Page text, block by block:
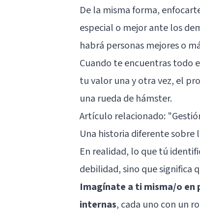
De la misma forma,
especial o mejor ante los
habrá personas mejores o
Cuando te encuentras todo
tu valor una y otra vez, el
una rueda de hámster.
Artículo relacionado:
Una historia diferente sobre
En realidad, lo que tú
debilidad, sino que significa
Imagínate a ti misma/o en
internas, cada uno con un